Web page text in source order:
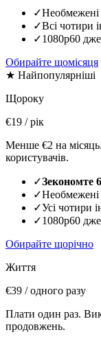
✓Необмежені
✓Всі чотири
✓1080p60
Обирайте щомісяця
★ Найпопулярніші
Щороку
€19 / рік
Менше €2 на
користувачів.
✓Зекономте
✓Необмежені
✓Усі чотири
✓1080p60
Обирайте щорічно
Життя
€39 / одного разу
Плати один раз.
продовжень.